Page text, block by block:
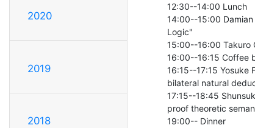
2020
2019
2018
12:30--14:00 Lunch
14:00--15:00 Damian
Logic"
15:00--16:00 Takuro
16:00--16:15 Coffee
16:15--17:15 Yosuke
bilateral natural
17:15--18:45
proof theoretic
19:00-- Dinner